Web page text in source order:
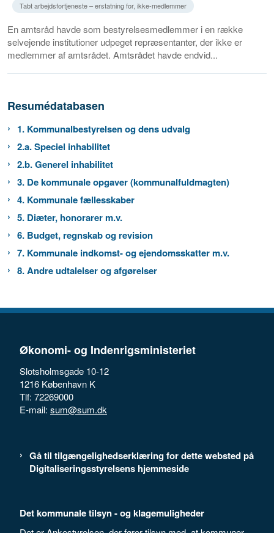
Tabt arbejdsfortjeneste – erstatning for, ikke-medlemmer
En amtsråd havde som bestyrelsesmedlemmer i en række
selvejende institutioner udpeget repræsentanter, der ikke er
medlemmer af amtsrådet. Amtsrådet havde endvid...
Resumédatabasen
1. Kommunalbestyrelsen og dens udvalg
2.a. Speciel inhabilitet
2.b. Generel inhabilitet
3. De kommunale opgaver (kommunalfuldmagten)
4. Kommunale fællesskaber
5. Diæter, honorarer m.v.
6. Budget, regnskab og revision
7. Kommunale indkomst- og ejendomsskatter m.v.
8. Andre udtalelser og afgørelser
Økonomi- og Indenrigsministeriet
Slotsholmsgade 10-12
1216 København K
Tlf: 72269000
E-mail: sum@sum.dk
Gå til tilgængelighedserklæring for dette websted på
Digitaliseringsstyrelsens hjemmeside
Det kommunale tilsyn - og klagemuligheder